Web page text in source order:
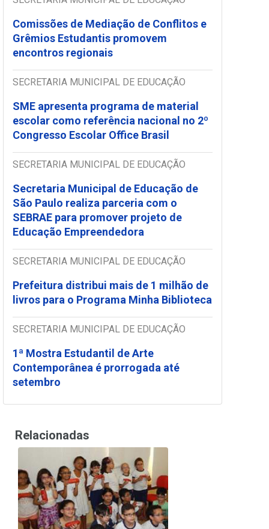
Comissões de Mediação de Conflitos e
Grêmios Estudantis promovem
encontros regionais
SECRETARIA MUNICIPAL DE EDUCAÇÃO
SME apresenta programa de material
escolar como referência nacional no 2º
Congresso Escolar Office Brasil
SECRETARIA MUNICIPAL DE EDUCAÇÃO
Secretaria Municipal de Educação de
São Paulo realiza parceria com o
SEBRAE para promover projeto de
Educação Empreendedora
SECRETARIA MUNICIPAL DE EDUCAÇÃO
Prefeitura distribui mais de 1 milhão de
livros para o Programa Minha Biblioteca
SECRETARIA MUNICIPAL DE EDUCAÇÃO
1ª Mostra Estudantil de Arte
Contemporânea é prorrogada até
setembro
Relacionadas